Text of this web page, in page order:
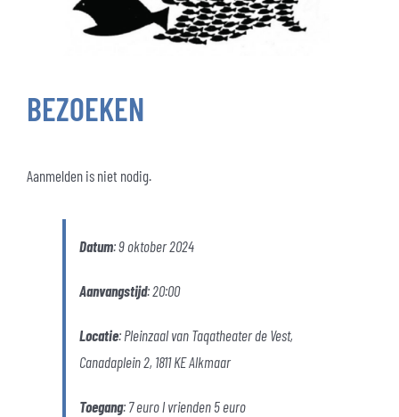
BEZOEKEN
Aanmelden is niet nodig.
Datum: 9 oktober 2024
Aanvangstijd: 20:00
Locatie: Pleinzaal van Taqatheater de Vest,
Canadaplein 2, 1811 KE Alkmaar
Toegang: 7 euro l vrienden 5 euro